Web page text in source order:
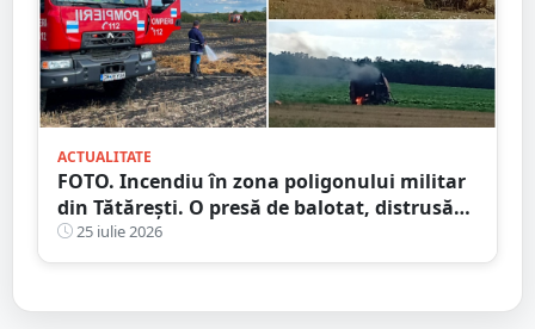
ACTUALITATE
FOTO. Incendiu în zona poligonului militar
din Tătărești. O presă de balotat, distrusă
complet! Flăcările s-au extins
25 iulie 2026